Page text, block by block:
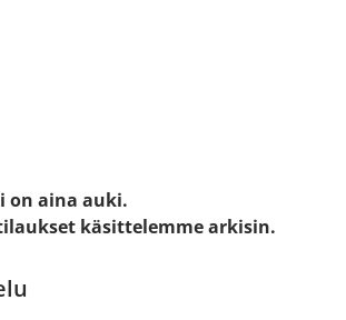
on aina auki.
käsittelemme arkisin.